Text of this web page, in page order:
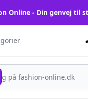
Online - Din genvej til